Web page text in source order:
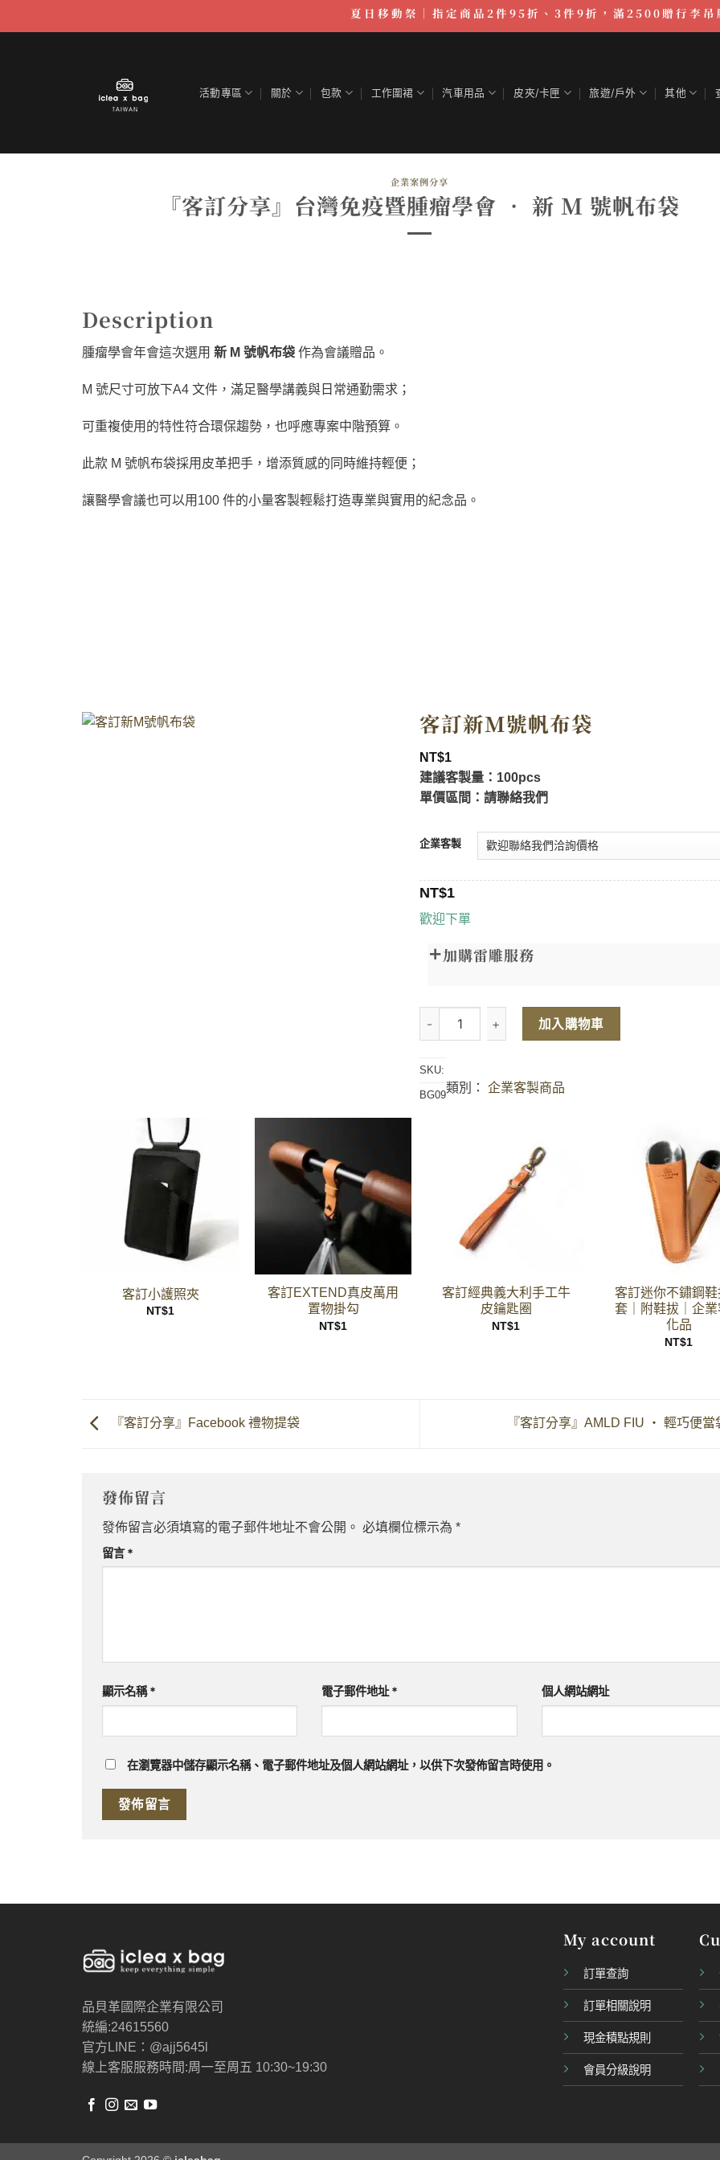
至
夏日移動祭｜指定商品2件95折、3件9折，滿2500贈行李吊
活動專區 關於 包款 工作圍裙 汽車用品 皮夾/卡匣 旅遊/戶外 其他
企業案例分享
『客訂分享』台灣免疫暨腫瘤學會 ‧ 新 M 號帆布袋
Description
腫瘤學會年會這次選用 新 M 號帆布袋 作為會議贈品。
M 號尺寸可放下A4 文件，滿足醫學講義與日常通勤需求；
可重複使用的特性符合環保趨勢，也呼應專案中階預算。
此款 M 號帆布袋採用皮革把手，增添質感的同時維持輕便；
讓醫學會議也可以用100 件的小量客製輕鬆打造專業與實用的紀念品。
客訂新M號帆布袋
NT$1
建議客製量：100pcs
單價區間：請聯絡我們
企業客製
NT$1
歡迎下單
加購雷雕服務
加入購物車
SKU:
BG09
類別： 企業客製商品
客訂小護照夾
NT$1
客訂EXTEND真皮萬用
置物掛勾
NT$1
客訂經典義大利手工牛
皮鑰匙圈
NT$1
客訂迷你不鏽鋼鞋
套｜附鞋拔｜企業
化品
NT$1
『客訂分享』Facebook 禮物提袋 『客訂分享』AMLD FIU ‧ 輕巧便
發佈留言
發佈留言必須填寫的電子郵件地址不會公開。 必填欄位標示為 *
留言*
顯示名稱* 電子郵件地址* 個人網站網址
在瀏覽器中儲存顯示名稱、電子郵件地址及個人網站網址，以供下次發佈留言時使用。
品貝革國際企業有限公司
統編:24615560
官方LINE：@ajj5645l
線上客服服務時間:周一至周五 10:30~19:30
My account
訂單查詢
訂單相關說明
現金積點規則
會員分級說明